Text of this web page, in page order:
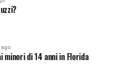
e ricevere le principali
minori di 14 anni in Florida